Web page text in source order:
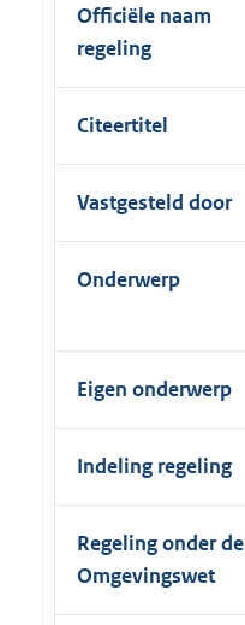
Officiële naam
regeling
Citeertitel
Vastgesteld door
Onderwerp
Eigen onderwerp
Indeling regeling
Regeling onder de
Omgevingswet